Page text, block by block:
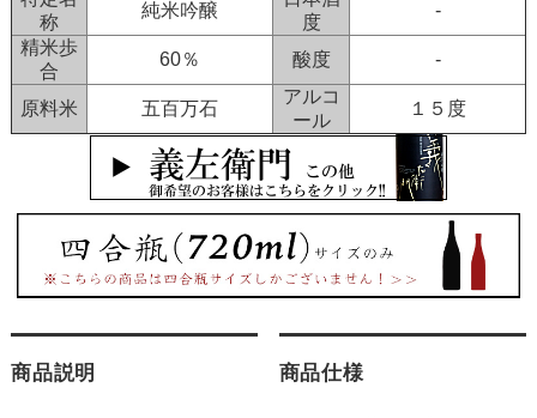
称
純米吟醸
度
-
精米歩
合
60％ 酸度 -
原料米 五百万石
アルコ
ール
１５度
商品説明 商品仕様